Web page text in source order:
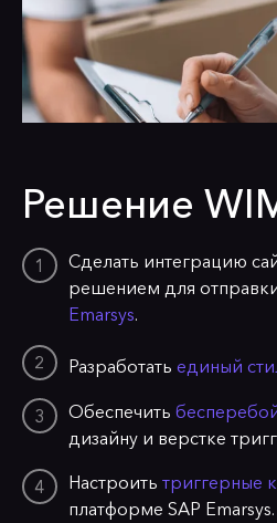
Решение
Сделать интеграцию
решением для
Emarsys.
Разработать единый
Обеспечить
дизайну и верстке
Настроить триггерные
платформе SAP Emarsys.